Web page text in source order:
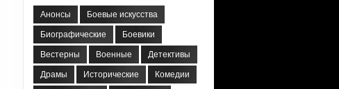
Анонсы Боевые искусства
Биографические Боевики
Вестерны Военные Детективы
Драмы Исторические Комедии